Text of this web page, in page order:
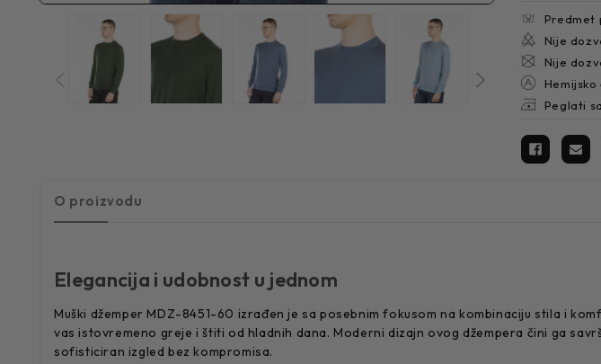
Predmet
Peglati
Nije
Nije
O proizvodu
Elegancija i udobnost u jednom
Muški džemper MDZ-8451-60 izrađen je sa posebnim fokusom na kombinaciju stila i
vas istovremeno greje i štiti od hladnih dana. Moderni dizajn ovog džempera čini ga
sofisticiran izgled bez kompromisa.